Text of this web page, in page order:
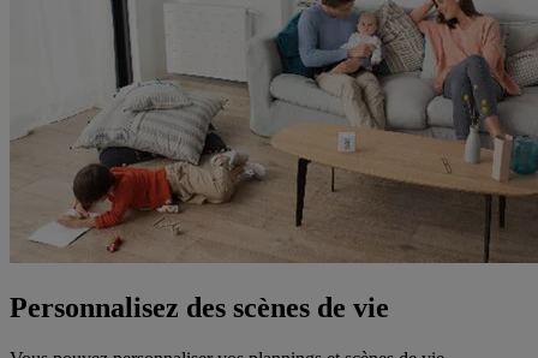
Personnalisez des scènes de vie